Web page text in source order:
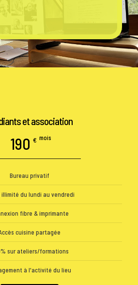
et association
190 € mois
Bureau privatif
illimité du lundi au vendredi
fibre & imprimante
cuisine partagée
sur ateliers/formations
à l'activité du lieu